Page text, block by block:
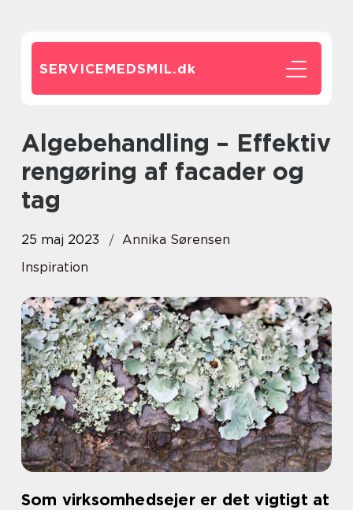
SERVICEMEDSMIL.dk
Algebehandling – Effektiv
rengøring af facader og
tag
25 maj 2023
Annika Sørensen
Inspiration
Som virksomhedsejer er det vigtigt at